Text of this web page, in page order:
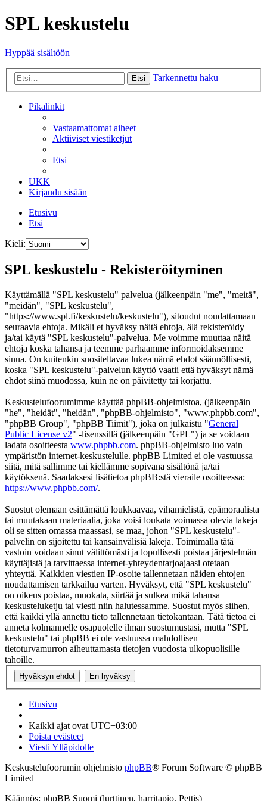
SPL keskustelu
Hyppää sisältöön
Etsi Tarkennettu haku
Pikalinkit
Vastaamattomat aiheet
Aktiiviset viestiketjut
Etsi
UKK
Kirjaudu sisään
Etusivu
Etsi
Kieli:
SPL keskustelu - Rekisteröityminen
Käyttämällä "SPL keskustelu" palvelua (jälkeenpäin "me", "meitä",
"meidän", "SPL keskustelu",
"https://www.spl.fi/keskustelu/keskustelu"), sitoudut noudattamaan
seuraavia ehtoja. Mikäli et hyväksy näitä ehtoja, älä rekisteröidy
ja/tai käytä "SPL keskustelu"-palvelua. Me voimme muuttaa näitä
ehtoja koska tahansa ja teemme parhaamme informoidaksemme
sinua. On kuitenkin suositeltavaa lukea nämä ehdot säännöllisesti,
koska "SPL keskustelu"-palvelun käyttö vaatii että hyväksyt nämä
ehdot siinä muodossa, kuin ne on päivitetty tai korjattu.
Keskustelufoorumimme käyttää phpBB-ohjelmistoa, (jälkeenpäin
"he", "heidät", "heidän", "phpBB-ohjelmisto", "www.phpbb.com",
"phpBB Group", "phpBB Tiimit"), joka on julkaistu "General
Public License v2" -lisenssillä (jälkeenpäin "GPL") ja se voidaan
ladata osoitteesta www.phpbb.com. phpBB-ohjelmisto luo vain
ympäristön internet-keskustelulle. phpBB Limited ei ole vastuussa
siitä, mitä sallimme tai kiellämme sopivana sisältönä ja/tai
käytöksenä. Saadaksesi lisätietoa phpBB:stä vieraile osoitteessa:
https://www.phpbb.com/.
Suostut olemaan esittämättä loukkaavaa, vihamielistä, epämoraalista
tai muutakaan materiaalia, joka voisi loukata voimassa olevia lakeja
oli se sitten omassa maassasi, se maa, johon "SPL keskustelu"-
palvelin on sijoitettu tai kansainvälisiä lakeja. Toimimalla tätä
vastoin voidaan sinut välittömästi ja lopullisesti poistaa järjestelmän
käyttäjistä ja tarvittaessa internet-yhteydentarjoajaasi otetaan
yhteyttä. Kaikkien viestien IP-osoite tallennetaan näiden ehtojen
noudattamisen tarkkailua varten. Hyväksyt, että "SPL keskustelu"
on oikeus poistaa, muokata, siirtää ja sulkea mikä tahansa
keskusteluketju tai viesti niin halutessamme. Suostut myös siihen,
että kaikki yllä annettu tieto tallennetaan tietokantaan. Tätä tietoa ei
anneta kolmannelle osapuolelle ilman suostumustasi, mutta "SPL
keskustelu" tai phpBB ei ole vastuussa mahdollisen
tietoturvamurron aiheuttamasta tietojen vuodosta ulkopuolisille
tahoille.
Etusivu
Kaikki ajat ovat UTC+03:00
Poista evästeet
Viesti Ylläpidolle
Keskustelufoorumin ohjelmisto phpBB® Forum Software © phpBB
Limited
Käännös: phpBB Suomi (lurttinen, harritapio, Pettis)